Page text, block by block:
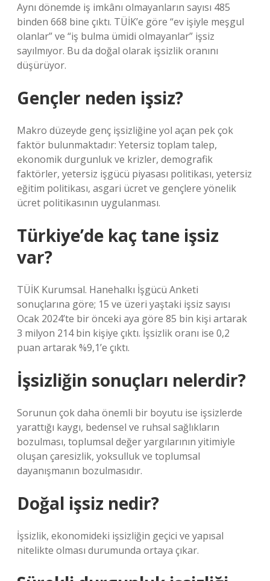
Aynı dönemde iş imkânı olmayanların sayısı 485
binden 668 bine çıktı. TÜİK’e göre “ev işiyle meşgul
olanlar” ve “iş bulma ümidi olmayanlar” işsiz
sayılmıyor. Bu da doğal olarak işsizlik oranını
düşürüyor.
Gençler neden işsiz?
Makro düzeyde genç işsizliğine yol açan pek çok
faktör bulunmaktadır: Yetersiz toplam talep,
ekonomik durgunluk ve krizler, demografik
faktörler, yetersiz işgücü piyasası politikası, yetersiz
eğitim politikası, asgari ücret ve gençlere yönelik
ücret politikasının uygulanması.
Türkiye’de kaç tane işsiz
var?
TÜİK Kurumsal. Hanehalkı İşgücü Anketi
sonuçlarına göre; 15 ve üzeri yaştaki işsiz sayısı
Ocak 2024’te bir önceki aya göre 85 bin kişi artarak
3 milyon 214 bin kişiye çıktı. İşsizlik oranı ise 0,2
puan artarak %9,1’e çıktı.
İşsizliğin sonuçları nelerdir?
Sorunun çok daha önemli bir boyutu ise işsizlerde
yarattığı kaygı, bedensel ve ruhsal sağlıkların
bozulması, toplumsal değer yargılarının yitimiyle
oluşan çaresizlik, yoksulluk ve toplumsal
dayanışmanın bozulmasıdır.
Doğal işsiz nedir?
İşsizlik, ekonomideki işsizliğin geçici ve yapısal
nitelikte olması durumunda ortaya çıkar.